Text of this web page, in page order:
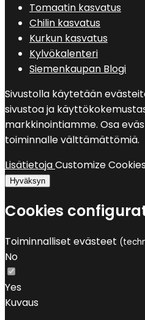
Tomaatin kasvatus
Chilin kasvatus
Kurkun kasvatus
Kylvökalenteri
Siemenkaupan Blogi
Sivustolla käytetään
sivustoa ja
markkinointiamme. Osa
toiminnalle välttämättömiä.
LisätietojaCustomize Cookies
Hyväksyn
Cookies
Toiminnalliset evästeet
No
Yes
Kuvaus